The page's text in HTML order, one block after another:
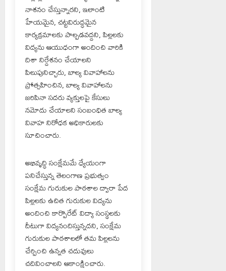
నాశనం చేస్తున్నారని, ఇలాంటి
హేయమైన, చట్టవిరుద్ధమైన
కార్యక్రమాలకు పాల్పడవద్దని, పిల్లలకు
విద్యను ఆయుధంగా అందించి వారికి
దిశా నిర్దేశనం చేయాలని
పిలుపునిచ్చారు, బాల్య వివాహాలను
ప్రోత్సహించిన, బాల్య వివాహాలను
జరిపినా సదరు వ్యక్తులపై కేసులు
నమోదు చేయాలని సంబంధిత బాల్య
వివాహ నిరోధక అధికారులకు
సూచించారు.
అభివృద్ధి సంక్షేమమే ధ్యేయంగా
పనిచేస్తున్న తెలంగాణ ప్రభుత్వం
సంక్షేమ గురుకుల పాఠశాల ద్వారా పేద
పిల్లలకు ఉచిత గురుకుల విద్యను
అందించి కార్పొరేట్ విద్యా సంస్థలకు
దీటుగా విద్యనందిస్తున్నదని, సంక్షేమ
గురుకుల పాఠశాలలో తమ పిల్లలను
చేర్పించి ఉన్నత చదువులు
చదివించాలని ఆకాంక్షించారు.